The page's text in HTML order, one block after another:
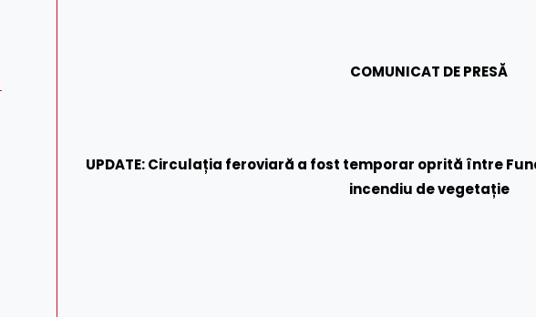
COMUNICAT DE PRESĂ
UPDATE: Circulația feroviară a fost temporar oprită între
incendiu de vegetație